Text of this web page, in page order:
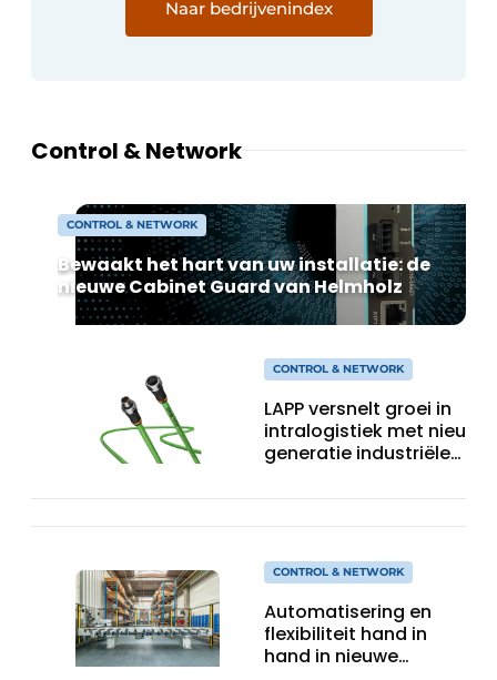
Naar bedrijvenindex
Control & Network
CONTROL & NETWORK
Bewaakt het hart van uw installatie: de
nieuwe Cabinet Guard van Helmholz
CONTROL & NETWORK
LAPP versnelt groei in
intralogistiek met nieuwe
generatie industriële
CONTROL & NETWORK
Automatisering en
flexibiliteit hand in
hand in nieuwe